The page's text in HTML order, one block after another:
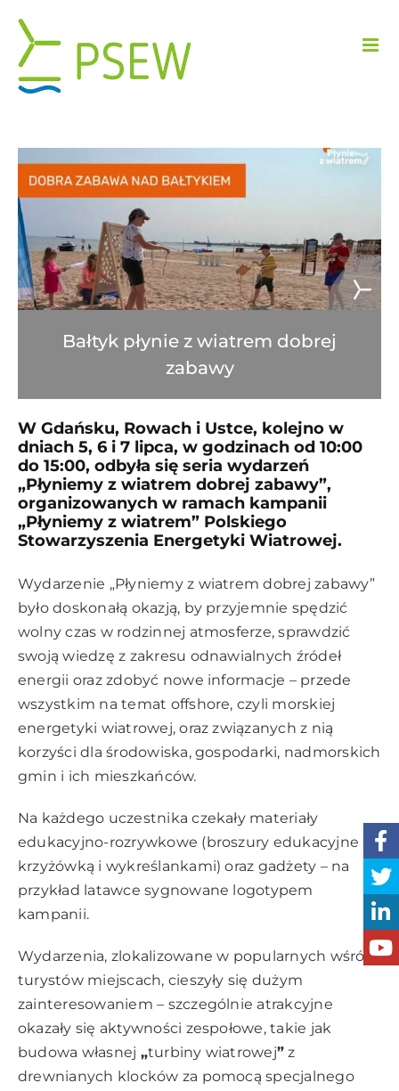
zawartości
Bałtyk płynie z wiatrem dobrej
zabawy
W Gdańsku, Rowach i Ustce, kolejno w
dniach 5, 6 i 7 lipca, w godzinach od 10:00
do 15:00, odbyła się seria wydarzeń
„Płyniemy z wiatrem dobrej zabawy”,
organizowanych w ramach kampanii
„Płyniemy z wiatrem” Polskiego
Stowarzyszenia Energetyki Wiatrowej.
Wydarzenie „Płyniemy z wiatrem dobrej zabawy”
było doskonałą okazją, by przyjemnie spędzić
wolny czas w rodzinnej atmosferze,sprawdzić
swoją wiedzę z zakresu odnawialnych źródeł
energii oraz zdobyć nowe informacje – przede
wszystkim na temat offshore, czyli morskiej
energetyki wiatrowej, oraz związanych z nią
korzyści dla środowiska, gospodarki, nadmorskich
gmin i ich mieszkańców.
Na każdego uczestnika czekały materiały
edukacyjno-rozrywkowe (broszury edukacyjne z
krzyżówką i wykreślankami) oraz gadżety – na
przykład latawce sygnowane logotypem
kampanii.
Wydarzenia, zlokalizowane w popularnych wśród
turystów miejscach, cieszyły się dużym
zainteresowaniem – szczególnie atrakcyjne
okazały się aktywności zespołowe, takie jak
budowa własnej „turbiny wiatrowej” z
drewnianych klocków za pomocą specjalnego